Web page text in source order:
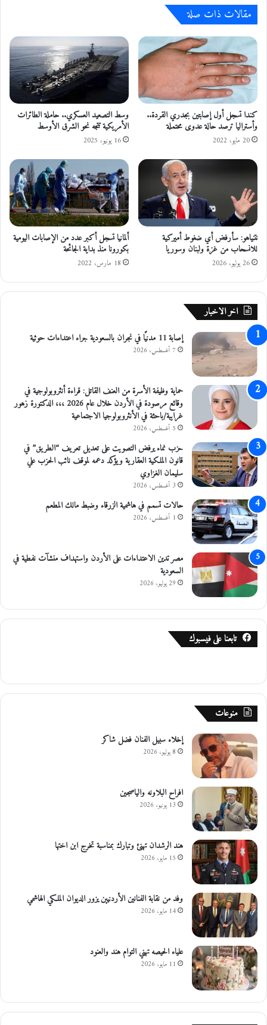
و
ن
ف
م
و
ا
ج
ة
ا
ح
ا
ئ
ق
ر
ى
ن
ا
ح
ك
و
م
س
و
ا
ت
ر
و
ي
ل
ش
و
ص
ه
ا
ع
ب
ر
ن
ج
ا
ز
ا
ت
ك
ر
ت
و
ن
ي
ة
مقالات ذات صلة
كندا تسجل أول إصابتين بجدري القردة..
وأستراليا ترصد حالة عدوى محتملة
20 مايو، 2022
وسط التصعيد العسكري.. حاملة الطائرات
الأمريكية تتجه نحو الشرق الأوسط
16 يونيو، 2025
نتنياهو: سأرفض أي ضغوط أميركية
للانسحاب من غزة ولبنان وسوريا
26 يوليو، 2026
ألمانيا تسجل أكبر عدد من الإصابات اليومية
بكورونا منذ بداية الجائحة
18 مارس، 2022
اخر الاخبار
إصابة 11 مدنيًا في نجران بالسعودية جراء اعتداءات حوثية
7 أغسطس، 2026
حماية وظيفة الأسرة من العنف القاتل: قراءة أنثروبولوجية في
وقائع مرصودة في الأردن خلال عام 2026 ،،، الدكتورة زهور
غرايبة/باحثة في الأنثروبولوجيا الاجتماعية
5 أغسطس، 2026
حزب نماء يرفض التصويت على تعديل تعريف “الطريق” في
قانون الملكية العقارية ويؤكد دعمه لموقف نائب الحزب علي
سليمان الغزاوي
3 أغسطس، 2026
حالات تسمم في هاشمية الزرقاء وضبط مالك المطعم
1 أغسطس، 2026
مصر تدين الاعتداءات على الأردن واستهداف منشآت نفطية في
السعودية
29 يوليو، 2026
تابعنا على فيسبوك
منوعات
إخلاء سبيل الفنان فضل شاكر
8 يوليو، 2026
افراح البلاونه والياصجين
13 يونيو، 2026
هند الرشدان تهنئ وتبارك بمناسبة تخرج ابن اختها
15 مايو، 2026
وفد من نقابة الفنانين الأردنيين يزور الديوان الملكي الهاشمي
14 مايو، 2026
علياء الحيصه تهني التوام هند والعنود
11 مايو، 2026